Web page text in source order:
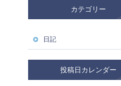
カテゴリー
日記
投稿日カレンダー